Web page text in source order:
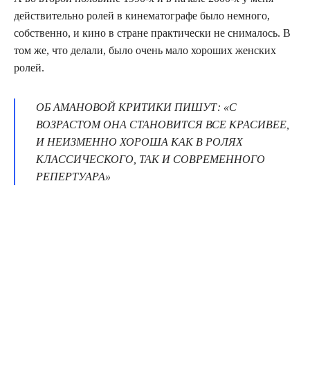
действительно ролей в кинематографе было немного,
собственно, и кино в стране практически не снималось. В
том же, что делали, было очень мало хороших женских
ролей.
ОБ АМАНОВОЙ КРИТИКИ ПИШУТ: «С
ВОЗРАСТОМ ОНА СТАНОВИТСЯ ВСЕ КРАСИВЕЕ,
И НЕИЗМЕННО ХОРОША КАК В РОЛЯХ
КЛАССИЧЕСКОГО, ТАК И СОВРЕМЕННОГО
РЕПЕРТУАРА»